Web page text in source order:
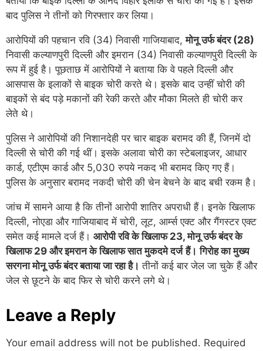
बाद पुलिस ने तीनों को गिरफ्तार कर लिया।
आरोपियों की पहचान रवि (34) निवासी गाजियाबाद,मोनू उर्फ बंदर (28)
निवासी कल्याणपुरी दिल्ली और इमरान (34) निवासी कल्याणपुरी दिल्ली के
रूप में हुई है। पूछताछ में आरोपियों ने बताया कि वे पहले दिल्ली और
आसपास के इलाकों से बाइक चोरी करते थे। इसके बाद उन्हीं चोरी की
बाइकों से बंद पड़े मकानों की रेकी करते और मौका मिलते ही चोरी कर
लेते थे।
पुलिस ने आरोपियों की निशानदेही पर चार बाइक बरामद की हैं, जिनमें दो
दिल्ली से चोरी की गई थीं। इसके अलावा चोरी का स्टेबलाइजर, आधार
कार्ड, एटीएम कार्ड और 5,030 रुपये नकद भी बरामद किए गए हैं।
पुलिस के अनुसार बरामद नकदी चोरी की चेन बेचने के बाद बची रकम है।
जांच में सामने आया है कि तीनों आरोपी शातिर अपराधी हैं। इनके खिलाफ
दिल्ली, नोएडा और गाजियाबाद में चोरी, लूट, आर्म्स एक्ट और गैंगस्टर एक्ट
समेत कई मामले दर्ज हैं। आरोपी रवि के खिलाफ 23, मोनू उर्फ बंदर के
खिलाफ 29 और इमरान के खिलाफ सात मुकदमे दर्ज हैं। गिरोह का मुख्य
सरगना मोनू उर्फ बंदर बताया जा रहा है। तीनों कई बार जेल जा चुके हैं और
जेल से छूटने के बाद फिर से चोरी करने लगे थे।
Leave a Reply
Your email address will not be published. Required